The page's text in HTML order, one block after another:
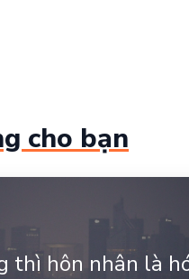
cho bạn
thì hôn nhân là